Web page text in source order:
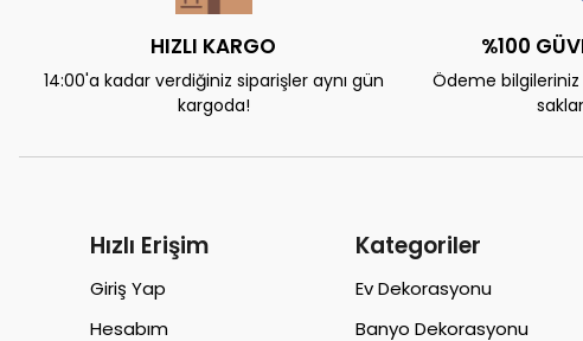
HIZLI KARGO
14:00'a kadar verdiğiniz siparişler aynı gün
kargoda!
%100
Ödeme bilgileriniz
Hızlı Erişim
Giriş Yap
Hesabım
Kategoriler
Ev Dekorasyonu
Banyo Dekorasyonu